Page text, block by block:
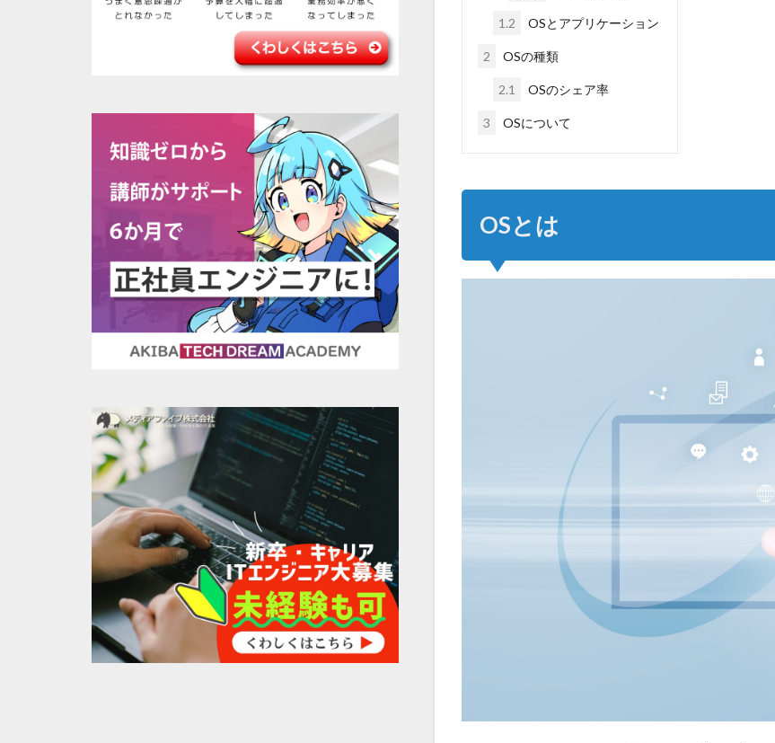
1.2 OSとアプリケーション
2 OSの種類
2.1 OSのシェア率
3 OSについて
OSとは